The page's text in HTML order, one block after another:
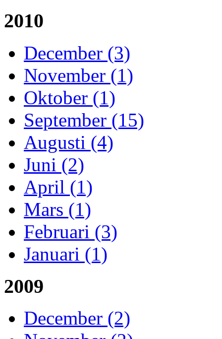
2010
December (3)
November (1)
Oktober (1)
September (15)
Augusti (4)
Juni (2)
April (1)
Mars (1)
Februari (3)
Januari (1)
2009
December (2)